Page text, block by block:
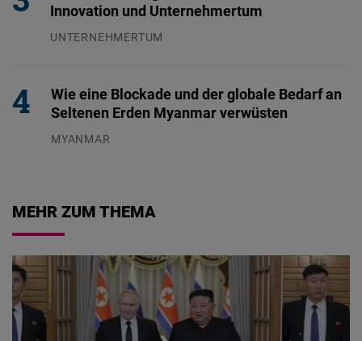
Innovation und Unternehmertum
UNTERNEHMERTUM
Wie eine Blockade und der globale Bedarf an
Seltenen Erden Myanmar verwüsten
MYANMAR
MEHR ZUM THEMA